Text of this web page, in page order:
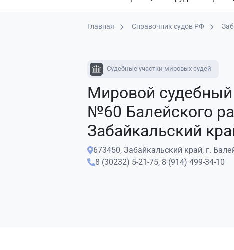
Главная Справочник судов РФ
Судебные участки мировых судей
Мировой судебный
№60 Балейского
Забайкальский
673450, Забайкальский край, г.
8 (30232) 5-21-75, 8 (914) 499-34-10